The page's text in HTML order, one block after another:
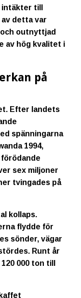
till
detta var
outnyttjad
av hög kvalitet i
på
Efter landets
spänningarna
1994,
förödande
sex miljoner
tvingades på
kollaps.
flydde för
sönder, vägar
Runt år
000 ton till